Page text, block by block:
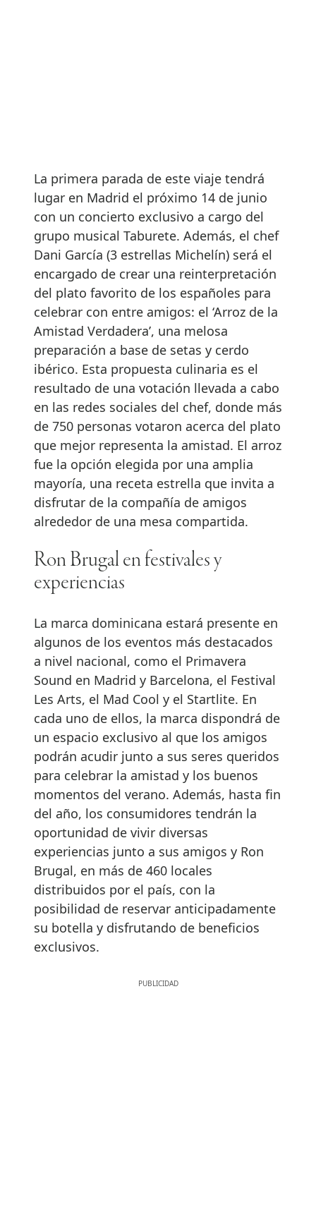
La primera parada de este viaje tendrá
lugar en Madrid el próximo 14 de junio
con un concierto exclusivo a cargo del
grupo musical Taburete. Además, el chef
Dani García (3 estrellas Michelín) será el
encargado de crear una reinterpretación
del plato favorito de los españoles para
celebrar con entre amigos: el ‘Arroz de la
Amistad Verdadera’, una melosa
preparación a base de setas y cerdo
ibérico. Esta propuesta culinaria es el
resultado de una votación llevada a cabo
en las redes sociales del chef, donde más
de 750 personas votaron acerca del plato
que mejor representa la amistad. El arroz
fue la opción elegida por una amplia
mayoría, una receta estrella que invita a
disfrutar de la compañía de amigos
alrededor de una mesa compartida.
Ron Brugal en festivales y
experiencias
La marca dominicana estará presente en
algunos de los eventos más destacados
a nivel nacional, como el Primavera
Sound en Madrid y Barcelona, el Festival
Les Arts, el Mad Cool y el Startlite. En
cada uno de ellos, la marca dispondrá de
un espacio exclusivo al que los amigos
podrán acudir junto a sus seres queridos
para celebrar la amistad y los buenos
momentos del verano. Además, hasta fin
del año, los consumidores tendrán la
oportunidad de vivir diversas
experiencias junto a sus amigos y Ron
Brugal, en más de 460 locales
distribuidos por el país, con la
posibilidad de reservar anticipadamente
su botella y disfrutando de beneficios
exclusivos.